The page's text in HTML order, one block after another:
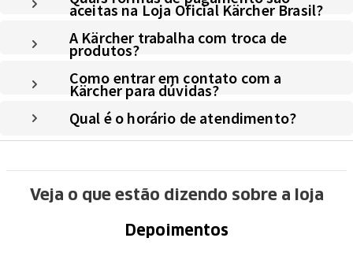
aceitas na Loja Oficial Kärcher Brasil?
A Kärcher trabalha com troca de
produtos?
Como entrar em contato com a
Kärcher para dúvidas?
Qual é o horário de atendimento?
Veja o que estão dizendo sobre a loja
Depoimentos